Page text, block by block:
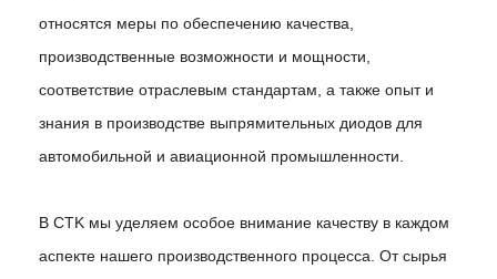
относятся меры по обеспечению качества,
производственные возможности и мощности,
соответствие отраслевым стандартам, а также опыт и
знания в производстве выпрямительных диодов для
автомобильной и авиационной промышленности.
В CTK мы уделяем особое внимание качеству в каждом
аспекте нашего производственного процесса. От сырья